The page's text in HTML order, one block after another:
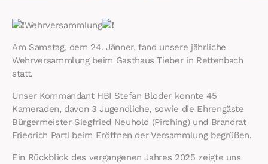
Wehrversammlung
Am Samstag, dem 24. Jänner, fand unsere jährliche
Wehrversammlung beim Gasthaus Tieber in Rettenbach
statt.
Unser Kommandant HBI Stefan Bloder konnte 45
Kameraden, davon 3 Jugendliche, sowie die Ehrengäste
Bürgermeister Siegfried Neuhold (Pirching) und Brandrat
Friedrich Partl beim Eröffnen der Versammlung begrüßen.
Ein Rückblick des vergangenen Jahres 2025 zeigte uns